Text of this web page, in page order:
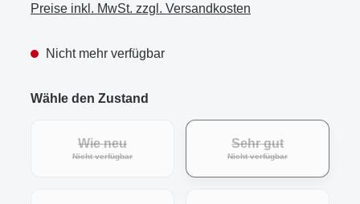
Preise inkl. MwSt. zzgl. Versandkosten
Nicht mehr verfügbar
Wähle den Zustand
Wie neu
Nicht verfügbar(Diese Option ist zurzeit nicht verfügbar.)
Sehr gut
Nicht verfügbar(Diese Option ist